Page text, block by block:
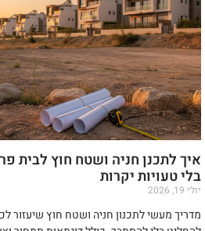
איך לתכנן חניה ושטח חוץ לבית
בלי טעויות יקרות
יולי 19, 2026
מדריך מעשי לתכנון חניה ושטח חוץ שיעזור